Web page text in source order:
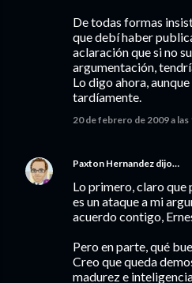
De todas formas
que debí haber
aclaración que si no
argumentación,
Lo digo ahora,
tardíamente.
20 de febrero de 2009 a las
Paxton Hernandez dijo…
Lo primero, claro que
es un ataque a mi
acuerdo contigo,
Pero en parte, qué
Creo que queda
madurez e